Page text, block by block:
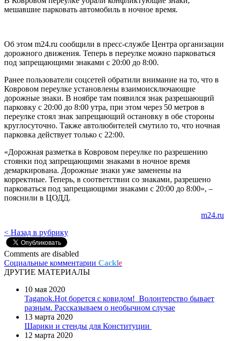
мешавшие парковать автомобиль в ночное время.
Об этом m24.ru сообщили в пресс-службе Центра организации
дорожного движения. Теперь в переулке можно парковаться
под запрещающими знаками с 20:00 до 8:00.
Ранее пользователи соцсетей обратили внимание на то, что в
Ковровом переулке установлены взаимоисключающие
дорожные знаки. В ноябре там появился знак разрешающий
парковку с 20:00 до 8:00 утра, при этом через 50 метров в
переулке стоял знак запрещающий остановку в обе стороны
круглосуточно. Также автолюбителей смутило то, что ночная
парковка действует только с 22:00.
«Дорожная разметка в Ковровом переулке по разрешению
стоянки под запрещающими знаками в ночное время
демаркирована. Дорожные знаки уже заменены на
корректные. Теперь, в соответствии со знаками, разрешено
парковаться под запрещающими знаками с 20:00 до 8:00», –
пояснили в ЦОДД.
m24.ru
< Назад в рубрику
Comments are disabled
Социальные комментарии Cackle
ДРУГИЕ МАТЕРИАЛЫ
10 мая 2020
Taganok.Hot борется с ковидом! Волонтерство бывает
разным. Рассказываем о необычном случае
13 марта 2020
Шарики и стенды для Конституции
12 марта 2020